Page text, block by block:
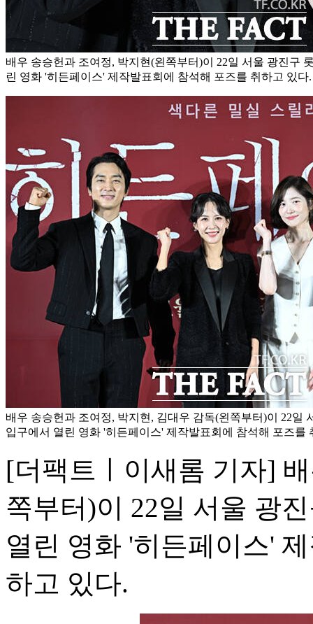
배우 송승헌과 조여정, 박지현(왼쪽부터)이 22일 서울 광진구
린 영화 '히든페이스' 제작발표회에 참석해 포즈를 취하고 있다
배우 송승헌과 조여정, 박지현, 김대우 감독(왼쪽부터)이 22일
입구에서 열린 영화 '히든페이스' 제작발표회에 참석해 포즈를
[더팩트ㅣ이새롬 기자]
쪽부터)이 22일 서울 광
열린 영화 '히든페이스'
하고 있다.